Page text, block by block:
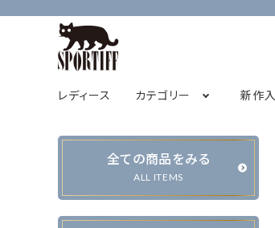
レディース カテゴリー
フレンチスリーブ チュニック
キャミソール
新作
2026オータムコレクション先行販売
SPORTIFF茅ヶ崎店 STAFF
全ての商品をみる
ALL ITEMS